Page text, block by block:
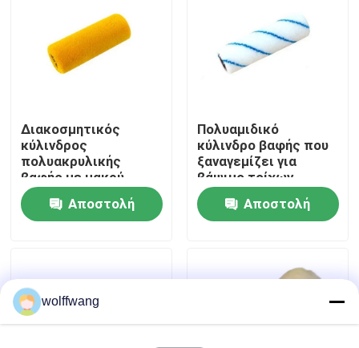
Γύρος εργοστασίων
επαφή
Νέα
Πινέλο βαφής σπιτιού
Διακοσμητικός
κύλινδρος
πολυακρυλικής
βαφής με μακρύ
σωρό
προσαρμοσμένο
Αποστολή
Πολυαμιδικό
κύλινδρο βαφής που
ξαναγεμίζει για
βάψιμο τοίχων
δαπέδου
Αποστολή
wolffwang